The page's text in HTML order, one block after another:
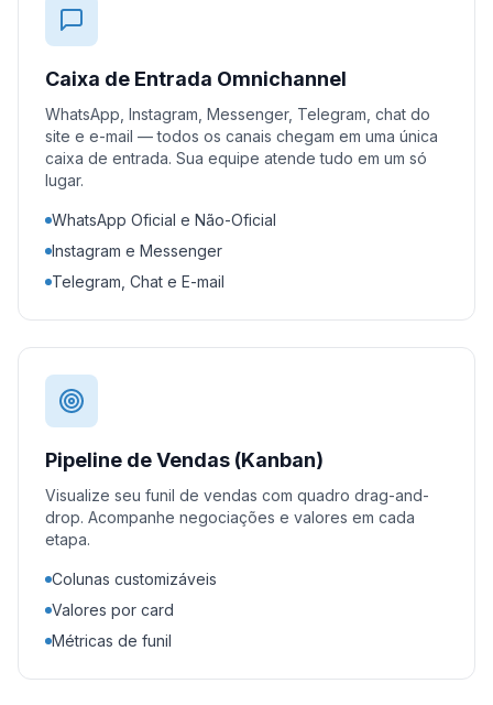
Caixa de Entrada Omnichannel
WhatsApp, Instagram, Messenger, Telegram, chat do
site e e-mail — todos os canais chegam em uma única
caixa de entrada. Sua equipe atende tudo em um só
lugar.
WhatsApp Oficial e Não-Oficial
Instagram e Messenger
Telegram, Chat e E-mail
Pipeline de Vendas (Kanban)
Visualize seu funil de vendas com quadro drag-and-
drop. Acompanhe negociações e valores em cada
etapa.
Colunas customizáveis
Valores por card
Métricas de funil